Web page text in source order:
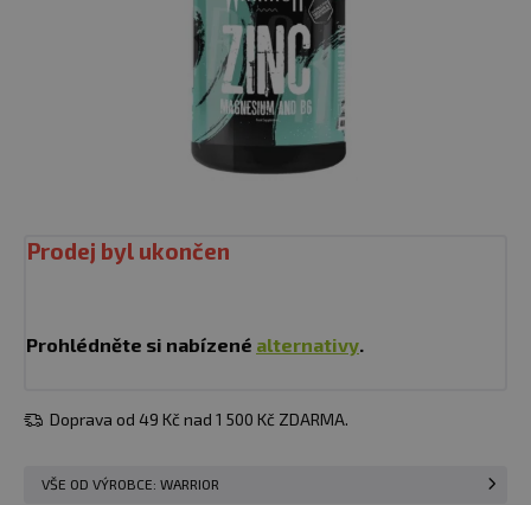
Prodej byl ukončen
Prohlédněte si nabízené alternativy.
Doprava od 49 Kč nad 1 500 Kč ZDARMA.
VŠE OD VÝROBCE: WARRIOR